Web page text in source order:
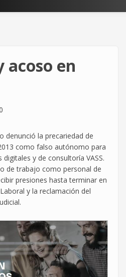
acoso en
denunció la precariedad de
como falso autónomo para
y de consultoría VASS.
de trabajo como personal de
presiones hasta terminar en
y la reclamación del